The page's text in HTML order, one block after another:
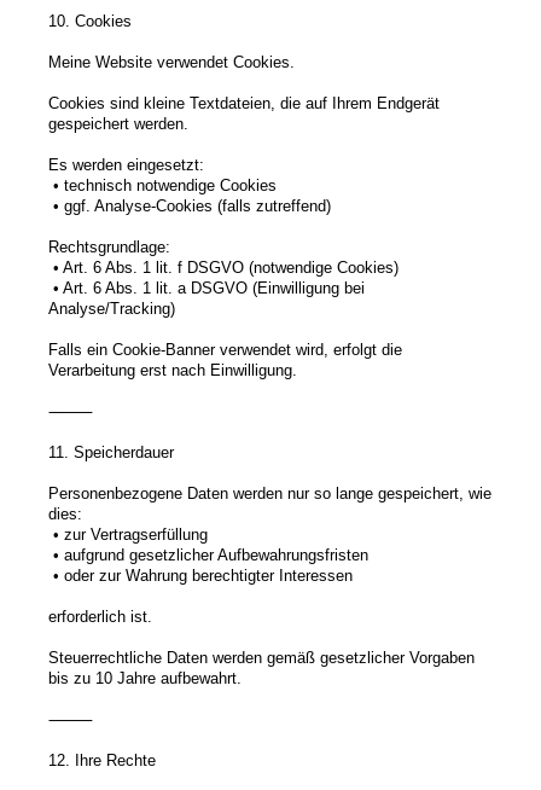
10. Cookies
Meine Website verwendet Cookies.
Cookies sind kleine Textdateien, die auf Ihrem Endgerät
gespeichert werden.
Es werden eingesetzt:
• technisch notwendige Cookies
• ggf. Analyse-Cookies (falls zutreffend)
Rechtsgrundlage:
• Art. 6 Abs. 1 lit. f DSGVO (notwendige Cookies)
• Art. 6 Abs. 1 lit. a DSGVO (Einwilligung bei
Analyse/Tracking)
Falls ein Cookie-Banner verwendet wird, erfolgt die
Verarbeitung erst nach Einwilligung.
⸻
11. Speicherdauer
Personenbezogene Daten werden nur so lange gespeichert, wie
dies:
• zur Vertragserfüllung
• aufgrund gesetzlicher Aufbewahrungsfristen
• oder zur Wahrung berechtigter Interessen
erforderlich ist.
Steuerrechtliche Daten werden gemäß gesetzlicher Vorgaben
bis zu 10 Jahre aufbewahrt.
⸻
12. Ihre Rechte